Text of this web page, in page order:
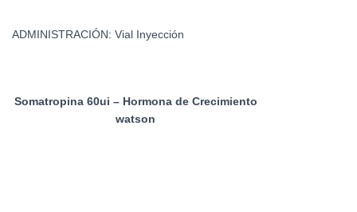
ADMINISTRACIÓN: Vial Inyección
Somatropina 60ui – Hormona de Crecimiento
watson